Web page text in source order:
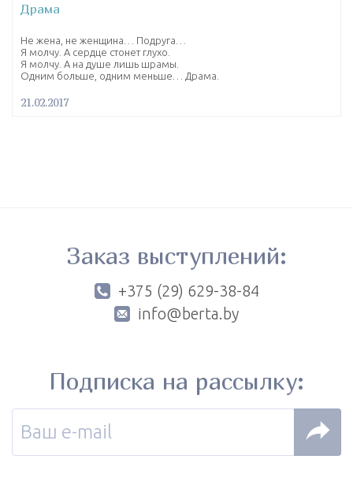
Драма
Не жена, не женщина… Подруга…
Я молчу. А сердце стонет глухо.
Я молчу. А на душе лишь шрамы.
Одним больше, одним меньше… Драма.
21.02.2017
Заказ выступлений:
+375 (29) 629-38-84
info@berta.by
Подписка на рассылку: